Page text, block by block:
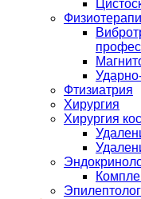
Фтизиатрия
Хирургия
Хирургия